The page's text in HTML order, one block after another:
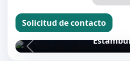
Solicitud de contacto
La Torre de